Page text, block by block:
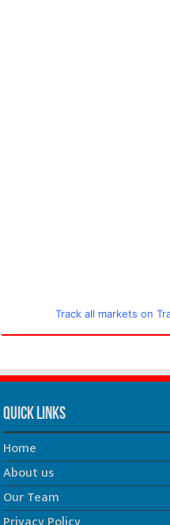
Track all markets on
Quick Links
Home
About us
Our Team